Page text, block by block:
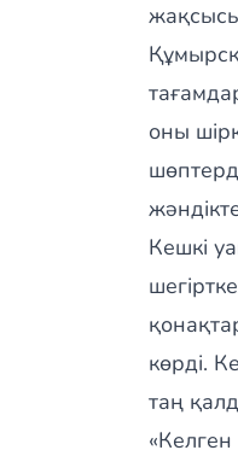
оны
Кешкі
көрді.
таң